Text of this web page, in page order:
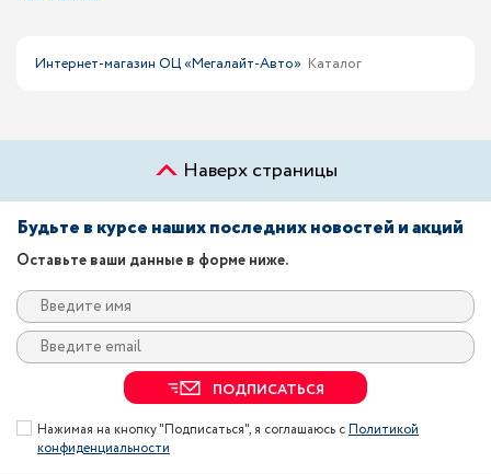
Интернет-магазин ОЦ «Мегалайт-Авто» Каталог
Наверх страницы
Будьте в курсе наших последних новостей и акций
Оставьте ваши данные в форме ниже.
ПОДПИСАТЬСЯ
Нажимая на кнопку "Подписаться", я соглашаюсь сПолитикой
конфиденциальности